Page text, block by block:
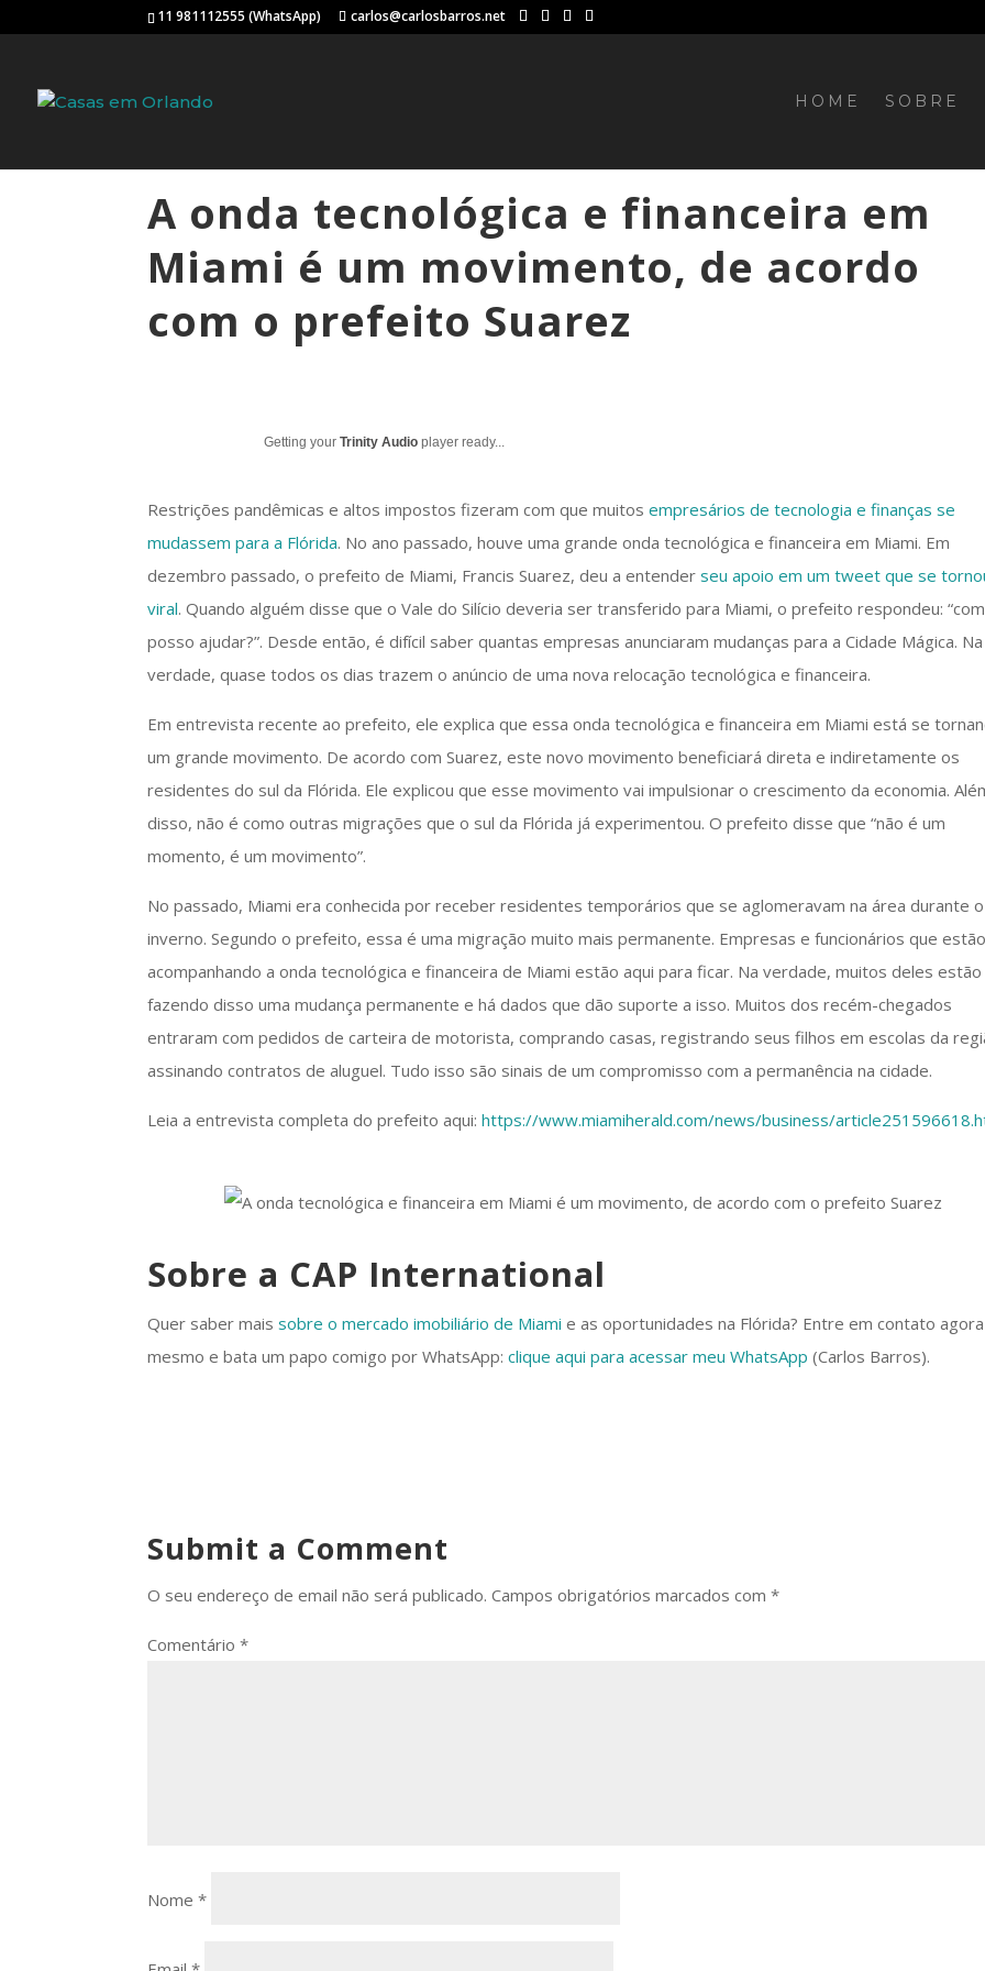
11 981112555 (WhatsApp) carlos@carlosbarros.net
HOME SOBRE
A onda tecnológica e financeira em
Miami é um movimento, de acordo
com o prefeito Suarez
Getting yourTrinity Audio player ready...
Restrições pandêmicas e altos impostos fizeram com que muitosempresários de tecnologia e finanças se
mudassem para a Flórida. No ano passado, houve uma grande onda tecnológica e financeira em Miami. Em
dezembro passado, o prefeito de Miami, Francis Suarez, deu a entenderseu apoio em um tweet que se
viral. Quando alguém disse que o Vale do Silício deveria ser transferido para Miami, o prefeito respondeu:
posso ajudar?”. Desde então, é difícil saber quantas empresas anunciaram mudanças para a Cidade Mágica. Na
verdade, quase todos os dias trazem o anúncio de uma nova relocação tecnológica e financeira.
Em entrevista recente ao prefeito, ele explica que essa onda tecnológica e financeira em Miami está se
um grande movimento. De acordo com Suarez, este novo movimento beneficiará direta e indiretamente os
residentes do sul da Flórida. Ele explicou que esse movimento vai impulsionar o crescimento da economia.
disso, não é como outras migrações que o sul da Flórida já experimentou. O prefeito disse que “não é um
momento, é um movimento”.
No passado, Miami era conhecida por receber residentes temporários que se aglomeravam na área durante o
inverno. Segundo o prefeito, essa é uma migração muito mais permanente. Empresas e funcionários que estão
acompanhando a onda tecnológica e financeira de Miami estão aqui para ficar. Na verdade, muitos deles estão
fazendo disso uma mudança permanente e há dados que dão suporte a isso. Muitos dos recém-chegados
entraram com pedidos de carteira de motorista, comprando casas, registrando seus filhos em escolas da
assinando contratos de aluguel. Tudo isso são sinais de um compromisso com a permanência na cidade.
Leia a entrevista completa do prefeito aqui:https://www.miamiherald.com/news/business/
Sobre a CAP International
Quer saber maissobre o mercado imobiliário de Miami e as oportunidades na Flórida? Entre em contato agora
mesmo e bata um papo comigo por WhatsApp:clique aqui para acessar meu WhatsApp (Carlos Barros).
Submit a Comment
O seu endereço de email não será publicado. Campos obrigatórios marcados com*
Comentário*
Nome*